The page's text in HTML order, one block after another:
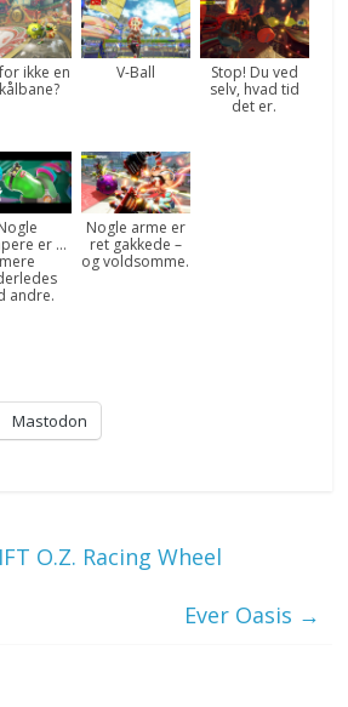
ikke en
V-Ball
Stop! Du ved
selv, hvad tid
det er.
er …
mere
andre.
Nogle arme er
ret gakkede –
og voldsomme.
Mastodon
O.Z. Racing Wheel
Ever Oasis →